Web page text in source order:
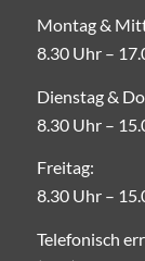
Montag &
8.30 Uhr –
Dienstag &
8.30 Uhr –
Freitag:
8.30 Uhr –
Telefonisch